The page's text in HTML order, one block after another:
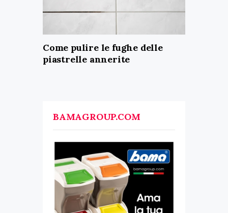
Come pulire le fughe delle
piastrelle annerite
BAMAGROUP.COM